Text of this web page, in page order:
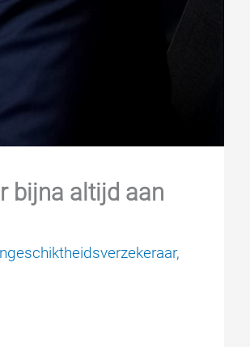
bijna altijd aan
,